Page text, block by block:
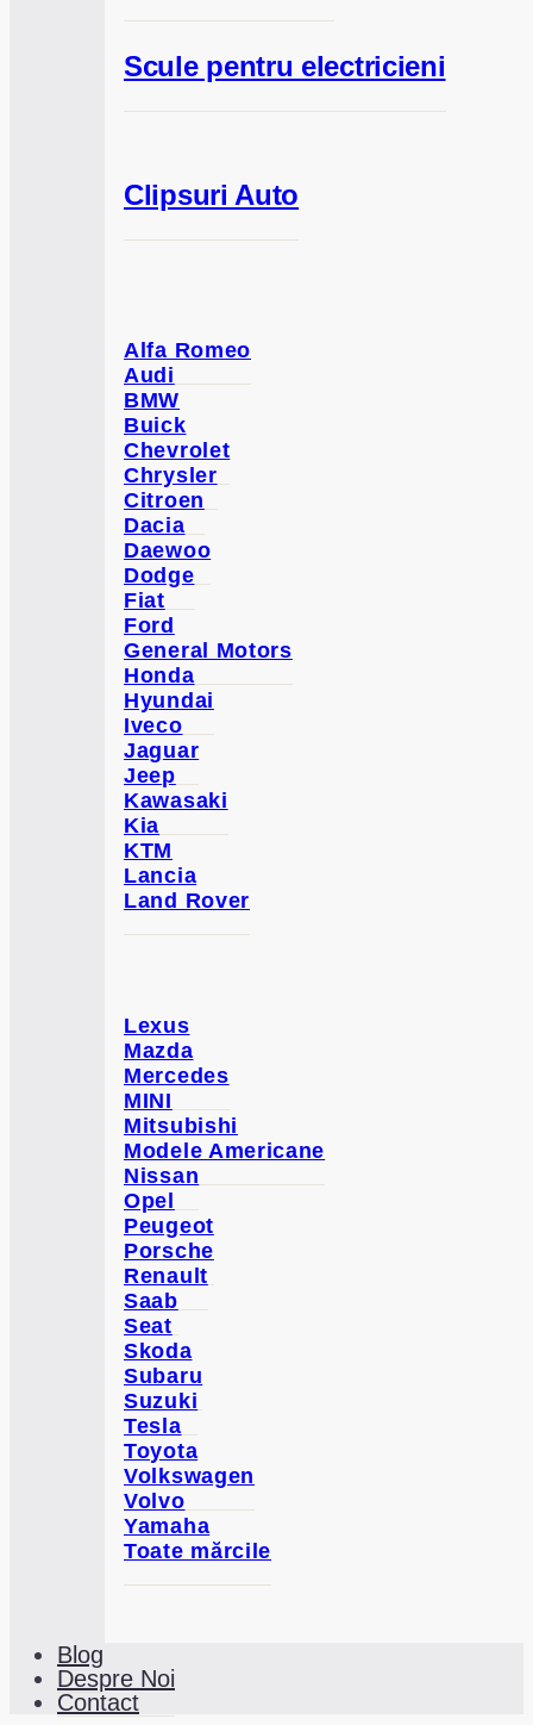
Scule pentru electricieni
Clipsuri Auto
Alfa Romeo
Audi
BMW
Buick
Chevrolet
Chrysler
Citroen
Dacia
Daewoo
Dodge
Fiat
Ford
General Motors
Honda
Hyundai
Iveco
Jaguar
Jeep
Kawasaki
Kia
KTM
Lancia
Land Rover
Lexus
Mazda
Mercedes
MINI
Mitsubishi
Modele Americane
Nissan
Opel
Peugeot
Porsche
Renault
Saab
Seat
Skoda
Subaru
Suzuki
Tesla
Toyota
Volkswagen
Volvo
Yamaha
Toate mărcile
Blog
Despre Noi
Contact